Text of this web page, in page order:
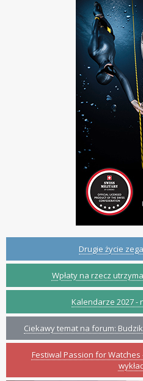
Drugie życie
Wpłaty na rzecz
Kalendarze 2027 -
Ciekawy temat na forum:
Festiwal Passion for Watches